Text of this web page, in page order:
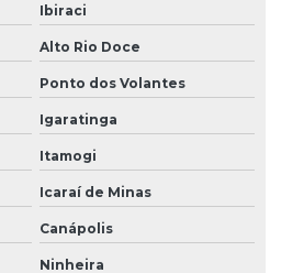
Ibiraci
Alto Rio Doce
Ponto dos Volantes
Igaratinga
Itamogi
Icaraí de Minas
Canápolis
Ninheira